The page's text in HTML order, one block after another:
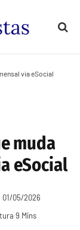
via eSocial
muda
eSocial
01/05/2026
9 Mins